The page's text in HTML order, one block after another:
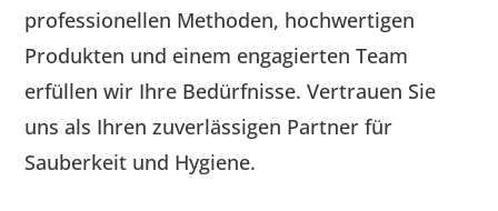
professionellen Methoden, hochwertigen
Produkten und einem engagierten Team
erfüllen wir Ihre Bedürfnisse. Vertrauen Sie
uns als Ihren zuverlässigen Partner für
Sauberkeit und Hygiene.